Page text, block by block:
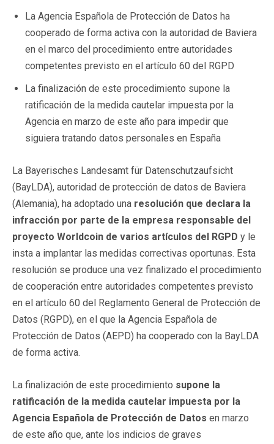
La Agencia Española de Protección de Datos ha
cooperado de forma activa con la autoridad de Baviera
en el marco del procedimiento entre autoridades
competentes previsto en el artículo 60 del RGPD
La finalización de este procedimiento supone la
ratificación de la medida cautelar impuesta por la
Agencia en marzo de este año para impedir que
siguiera tratando datos personales en España
La Bayerisches Landesamt für Datenschutzaufsicht
(BayLDA), autoridad de protección de datos de Baviera
(Alemania), ha adoptado una resolución que declara la
infracción por parte de la empresa responsable del
proyecto Worldcoin de varios artículos del RGPD y le
insta a implantar las medidas correctivas oportunas. Esta
resolución se produce una vez finalizado el procedimiento
de cooperación entre autoridades competentes previsto
en el artículo 60 del Reglamento General de Protección de
Datos (RGPD), en el que la Agencia Española de
Protección de Datos (AEPD) ha cooperado con la BayLDA
de forma activa.
La finalización de este procedimiento supone la
ratificación de la medida cautelar impuesta por la
Agencia Española de Protección de Datos en marzo
de este año que, ante los indicios de graves